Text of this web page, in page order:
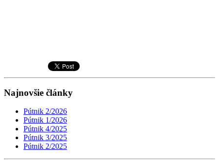
Najnovšie články
Pútnik 2/2026
Pútnik 1/2026
Pútnik 4/2025
Pútnik 3/2025
Pútnik 2/2025